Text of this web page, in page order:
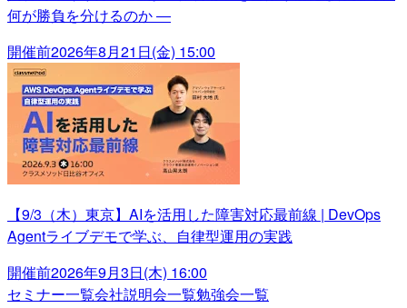
何が勝負を分けるのか ―
開催前2026年8月21日(金) 15:00
【9/3（木）東京】AIを活用した障害対応最前線 | DevOps
Agentライブデモで学ぶ、自律型運用の実践
開催前2026年9月3日(木) 16:00
セミナー一覧会社説明会一覧勉強会一覧